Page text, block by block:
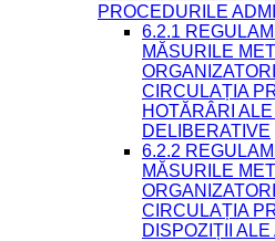
PROCEDURILE
6.2.1
MĂSURILE
CIRCULAȚIA
HOTĂRÂRI ALE
DELIBERATIVE
6.2.2
MĂSURILE
CIRCULAȚIA
DISPOZIȚII ALE